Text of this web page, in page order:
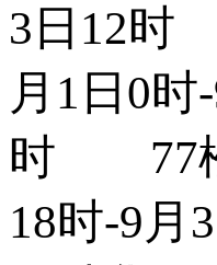
3日12
月1日0时
时 77松
18时-9